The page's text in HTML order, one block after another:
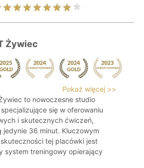
Żywiec
Pokaż więcej >>
to nowoczesne studio
się w oferowaniu
i skutecznych ćwiczeń,
jedynie 36 minut. Kluczowym
tej placówki jest
system treningowy opierający